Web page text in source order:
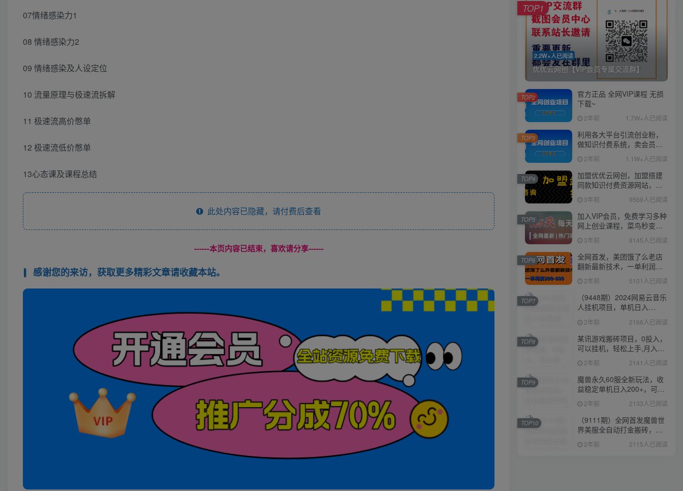
07情绪感染力1
08 情绪感染力2
09 情绪感染及人设定位
10 流量原理与极速流拆解
11 极速流高价憋单
12 极速流低价憋单
13心态课及课程总结
此处内容已隐藏，请付费后查看
------本页内容已结束，喜欢请分享------
感谢您的来访，获取更多精彩文章请收藏本站。
2.2W+人已阅读
优优云网创【VIP会员专属交流群】
TOP1
官方正品 全网VIP课程 无损
下载~
2年前 1.7W+人已阅读
TOP2
利用各大平台引流创业粉，
做知识付费系统，卖会员，
卖课程，实现日入几百几千
2年前 1.1W+人已阅读
TOP3
加盟优优云网创，加盟搭建
同款知识付费资源网站，实
现长期稳定被动收入~
3年前 9569人已阅读
TOP4
加入VIP会员，免费学习多种
网上创业课程，菜鸟秒变大
神！
3年前 8145人已阅读
TOP5
全网首发，美团饿了么老店
翻新最新技术，一单利润
300-600
2年前 5101人已阅读
TOP6
（9448期）2024网易云音乐
人挂机项目，单机日入
150+，无脑月入5000+
2年前 2166人已阅读
TOP7
某讯游戏搬砖项目，0投入，
可以挂机，轻松上手,月入
3000+上不封顶
2年前 2141人已阅读
TOP8
魔兽永久60服全新玩法，收
益稳定单机日入200+，可以
多开矩阵操作。
2年前 2133人已阅读
TOP9
（9111期）全网首发魔兽世
界美服全自动打金搬砖，日
入1000+，简单好操作，保
姆级教学
2年前 2115人已阅读
TOP10